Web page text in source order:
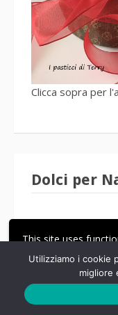
This site uses
improve your
LE MIE
Clicca sopra per
Dolci per
Utilizziamo i cookie
migliore